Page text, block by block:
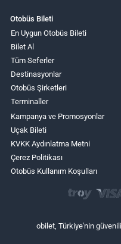
Otobüs Bileti
En Uygun Otobüs Bileti
Bilet Al
Tüm Seferler
Destinasyonlar
Otobüs Şirketleri
Terminaller
Kampanya ve Promosyonlar
Uçak Bileti
KVKK Aydınlatma Metni
Çerez Politikası
Otobüs Kullanım Koşulları
obilet, Türkiye'nin